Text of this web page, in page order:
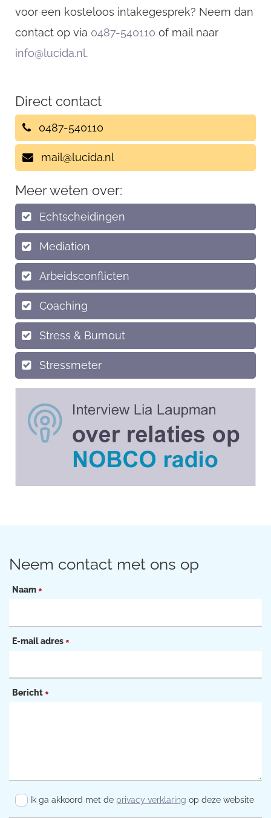
voor een kosteloos intakegesprek? Neem dan
contact op via 0487-540110 of mail naar
info@lucida.nl.
Direct contact
0487-540110
mail@lucida.nl
Meer weten over:
Echtscheidingen
Mediation
Arbeidsconflicten
Coaching
Stress & Burnout
Stressmeter
Neem contact met ons op
Naam *
E-mail adres *
Bericht *
Ik ga akkoord met de privacy verklaring op deze website